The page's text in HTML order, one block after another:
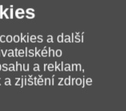
myčky ani do
EU.
a pojistce
povrch a štíhlý
silikonové
a další
a reklam,
a zjištění zdroje